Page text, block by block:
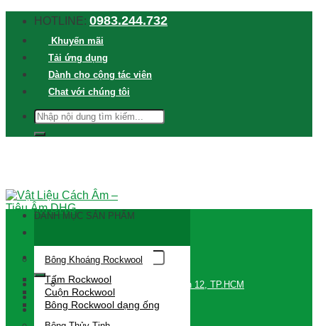
content
HOTLINE: 0983.244.732
Khuyến mãi
Tải ứng dụng
Dành cho cộng tác viên
Chat với chúng tôi
TÌM
KIẾM:
Tìm
kiếm:
709 Đường Lê Thị Riêng, Quận 12, TP.HCM
Đăng nhập / Đăng ký
DANH MỤC SẢN PHẨM
Bông Khoáng Rockwool
Tấm Rockwool
Cuộn Rockwool
Bông Rockwool dạng ống